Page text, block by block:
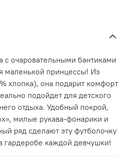
с очаровательными бантиками
маленькой принцессы! Из
хлопка), она подарит комфорт
подойдет для детского
отдыха. Удобный покрой,
милые рукава-фонарики и
ряд сделают эту футболочку
каждой девчушки!